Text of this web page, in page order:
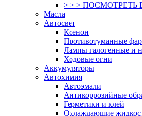
> > > ПОСМОТРЕТЬ
Масла
Автосвет
Ксенон
Противотуманные
Лампы галогенные и
Ходовые огни
Аккумуляторы
Автохимия
Автоэмали
Антикоррозийные
Герметики и клей
Охлаждающие